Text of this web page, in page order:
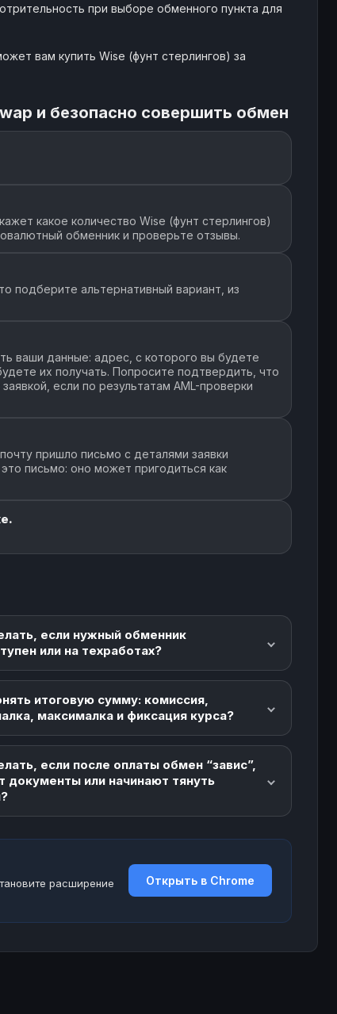
при выборе обменного пункта для
вам купить Wise (фунт стерлингов) за
и безопасно совершить обмен
какое количество Wise (фунт стерлингов)
обменник и проверьте отзывы.
подберите альтернативный вариант, из
ваши данные: адрес, с которого вы будете
их получать. Попросите подтвердить, что
если по результатам AML-проверки
пришло письмо с деталями заявки
письмо: оно может пригодиться как
если нужный обменник
или на техработах?
итоговую сумму: комиссия,
максималка и фиксация курса?
если после оплаты обмен “завис”,
документы или начинают тянуть
расширение
Открыть в Chrome